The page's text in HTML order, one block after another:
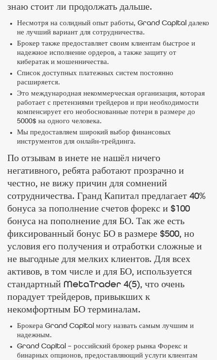
знаю стоит ли продолжать дальше.
Несмотря на солидный опыт работы, Grand Capital далеко
не лучший вариант для сотрудничества.
Брокер также предоставляет своим клиентам быстрое и
надежное исполнение ордеров, а также защиту от
кибератак и мошенничества.
Список доступных платежных систем постоянно
расширяется.
Это международная некоммерческая организация, которая
работает с претензиями трейдеров и при необходимости
компенсирует его необоснованные потери в размере до
5000$ на одного человека.
Мы предоставляем широкий выбор финансовых
инструментов для онлайн-трейдинга.
По отзывам в инете не нашёл ничего
негативного, ребята работают прозрачно и
честно, не вижу причин для сомнений
сотрудничества. Гранд Капитал предлагает 40%
бонуса за пополнение счетов форекс и $100
бонуса на пополнение для БО. Так же есть
фиксированный бонус БО в размере $500, но
условия его получения и отработки сложные и
не выгодные для мелких клиентов. Для всех
активов, в том числе и для БО, используется
стандартный MetaTrader 4(5), что очень
порадует трейдеров, привыкших к
некомфортным БО терминалам.
Брокера Grand Capital могу назвать самым лучшим и
надежным.
Grand Capital – российский брокер рынка Форекс и
бинарных опционов, предоставляющий услуги клиентам